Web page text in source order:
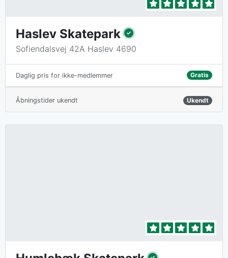
Haslev Skatepark
Sofiendalsvej 42A Haslev 4690
Daglig pris for ikke-medlemmer Gratis
Åbningstider ukendt Ukendt